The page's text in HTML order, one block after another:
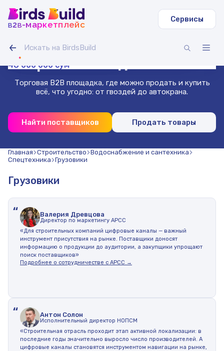
b2b-маркетплейс
Сервисы
Гусеничный экскаватор Volvo EC
1 400 000 000 сум
Зерносмесь овес-горох (20 т)
36 000 000 сум
Доска сухая строганная 40х140х3000 (1000 шт.)
13 000 000 сум
Труба профильная 40х40х2 мм квадратная 3 м (500
шт)
48 000 000 сум
Проволока нержавеющая 1.8 мм 50 м
Гибкая битумная черепица, сальса
Маркетплейс
Торговая B2B площадка, где можно продать и купить
всё, что угодно: от гвоздей до автокрана.
Найти поставщиков Продать товары
Главная Строительство Водоснабжение и сантехника
Спецтехника Грузовики
Грузовики
“ Валерия Древцова
Директор по маркетингу АРСС
«Для строительных компаний цифровые каналы — важный
инструмент присутствия на рынке. Поставщики доносят
информацию о продукции до аудитории, а закупщики упрощают
поиск поставщиков»
Подробнее о сотрудничестве с АРСС →
“ Антон Солон
Исполнительный директор НОПСМ
«Строительная отрасль проходит этап активной локализации: в
последние годы значительно выросло число производителей. А
цифровые каналы становятся инструментом навигации на рынке,